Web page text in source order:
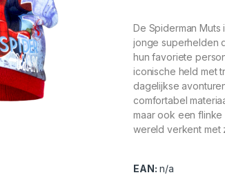
De Spiderman
jonge superhelden
hun favoriete
iconische held met
dagelijkse
comfortabel
maar ook een flinke
wereld verkent met
EAN: n/a